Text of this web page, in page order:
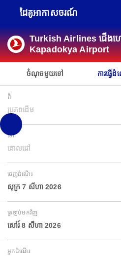
ដៃគូអាកាសចរណ៍
Turkish Airlines ជើងហ
Kapadokya Airport
ចំណុចមួយទៅ ការធ្វើ
ពី
ប្រភពដើម
ទៅ
គោលដៅ
ចេញដំណើរ
សុក្រ 7 សីហា 2026
ត្រឡប់មកវិញ
សៅរ៍ 8 សីហា 2026
អ្នកដំណើរ